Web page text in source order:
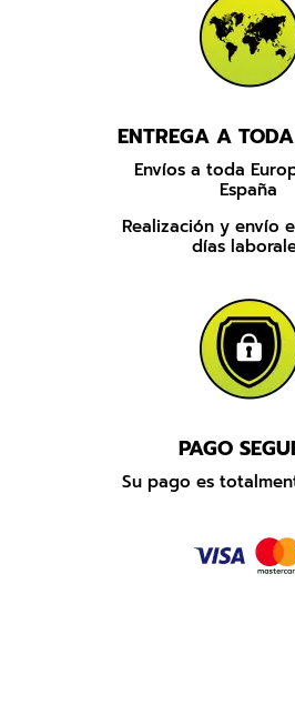
ENTREGA A
Envíos a toda
España
Realización y envío
días
PAGO
Su pago es